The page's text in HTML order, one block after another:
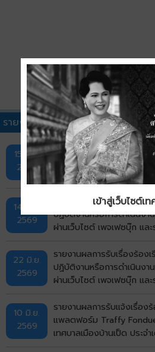
รายงานการรับร้องเรียน/ร้องทุกข์อื่น
15 ก.ค.
2569
รายงานผลการรับแจ้งเรื่องร้
แพลตฟอร์ม Traffy
เทศบาลเมืองบ้านเป็ด ประจ
14 ก.ค.
2569
รายงานผลการรับเรื่องร้อง
ปฏิบัติงานหรือการดำเนินงา
ผ่านเว็บไซต์ เพจเฟซบุ๊ก แล
22 มิ.ย.
2569
รายงานผลการรับเรื่องร้อง
ปฏิบัติงานหรือการดำเนินงา
ผ่านเว็บไซต์ เพจเฟซบุ๊ก แล
10 มิ.ย.
2569
รายงานผลการรับแจ้งเรื่อง
แพลตฟอร์ม Traffy
เทศบาลเมืองบ้านเป็ด ประ
เข้าสู่เว็บไซต์เ